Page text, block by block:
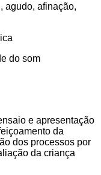
agudo, afinação,
do som
e apresentação
da
dos processos por
da criança